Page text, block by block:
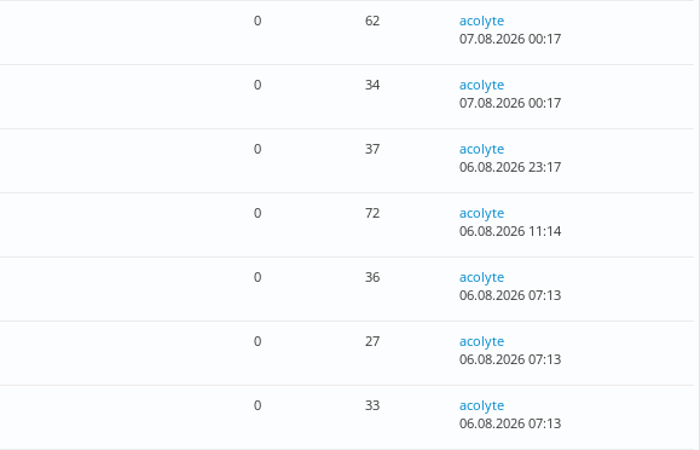
0 62
acolyte
07.08.2026 00:17
0 34
acolyte
07.08.2026 00:17
0 37
acolyte
06.08.2026 23:17
0 72
acolyte
06.08.2026 11:14
0 36
acolyte
06.08.2026 07:13
0 27
acolyte
06.08.2026 07:13
0 33
acolyte
06.08.2026 07:13